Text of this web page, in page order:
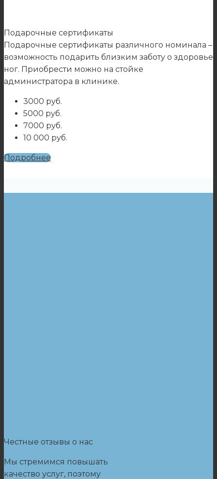
Подарочные сертификаты
Подарочные сертификаты различного номинала –
возможность подарить близким заботу о здоровье
ног. Приобрести можно на стойке
администратора в клинике.
3000 руб.
5000 руб.
7000 руб.
10 000 руб.
Подробнее
Честные отзывы о нас
Мы стремимся повышать
качество услуг, поэтому